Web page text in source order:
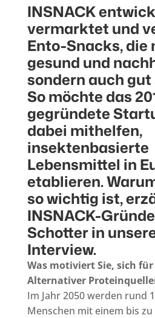
INSNACK
vermarktet und
Ento-Snacks, die
gesund und
sondern auch
So möchte das
gegründete
dabei mithelfen,
insektenbasierte
Lebensmittel in
etablieren.
so wichtig ist,
INSNACK-
Schotter in
Interview.
Was motiviert Sie, sich
Alternativer
Im Jahr 2050 werden rund
Menschen mit einem bis